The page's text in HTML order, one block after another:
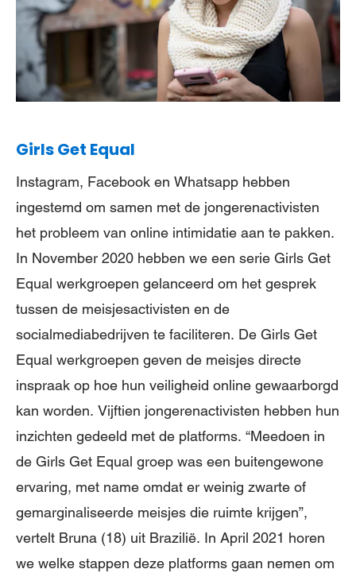
Girls Get Equal
Instagram, Facebook en Whatsapp hebben
ingestemd om samen met de jongerenactivisten
het probleem van online intimidatie aan te pakken.
In November 2020 hebben we een serie Girls Get
Equal werkgroepen gelanceerd om het gesprek
tussen de meisjesactivisten en de
socialmediabedrijven te faciliteren. De Girls Get
Equal werkgroepen geven de meisjes directe
inspraak op hoe hun veiligheid online gewaarborgd
kan worden. Vijftien jongerenactivisten hebben hun
inzichten gedeeld met de platforms. “Meedoen in
de Girls Get Equal groep was een buitengewone
ervaring, met name omdat er weinig zwarte of
gemarginaliseerde meisjes die ruimte krijgen”,
vertelt Bruna (18) uit Brazilië. In April 2021 horen
we welke stappen deze platforms gaan nemen om